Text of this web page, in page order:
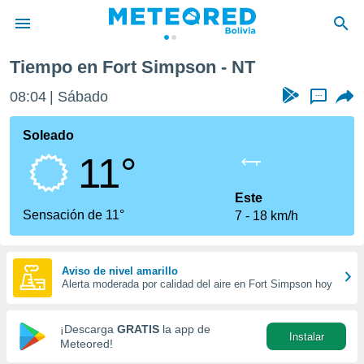
de
ha
calidad.
a este
las
y
forma
digital
basada
Tiempo en Fort Simpson - NT
08:04 Sábado ...
Soleado
11°
Sensación de 11°
Este
7
18 km/h
Aviso de nivel amarillo
Alerta moderada por calidad del aire en Fort Simpson hoy
¡Descarga GRATIS la app de
Meteored!
Instalar